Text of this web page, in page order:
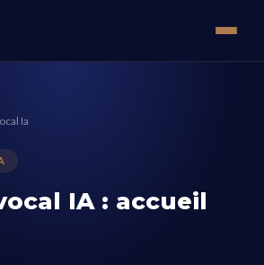
Ia
IA : accueil